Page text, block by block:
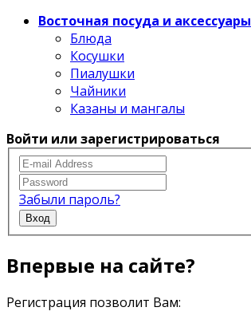
Восточная посуда и аксессуары
Блюда
Косушки
Пиалушки
Чайники
Казаны и мангалы
Войти или зарегистрироваться
Забыли пароль?
Вход
Впервые на сайте?
Регистрация позволит Вам: